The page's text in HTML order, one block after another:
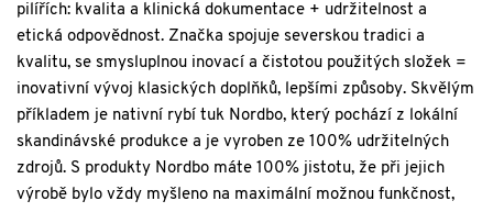
pilířích: kvalita a klinická dokumentace + udržitelnost a
etická odpovědnost. Značka spojuje severskou tradici a
kvalitu, se smysluplnou inovací a čistotou použitých složek =
inovativní vývoj klasických doplňků, lepšími způsoby. Skvělým
příkladem je nativní rybí tuk Nordbo, který pochází z lokální
skandinávské produkce a je vyroben ze 100% udržitelných
zdrojů. S produkty Nordbo máte 100% jistotu, že při jejich
výrobě bylo vždy myšleno na maximální možnou funkčnost,